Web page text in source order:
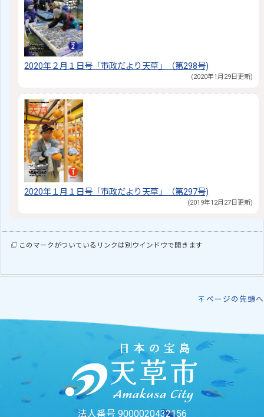
2020年２月１日号「市政だより天草」（第298号)
(2020年1月29日更新)
2020年１月１日号「市政だより天草」（第297号)
(2019年12月27日更新)
このマークがついているリンクは別ウインドウで開きます
ページの先頭へ
法人番号 9000020432156